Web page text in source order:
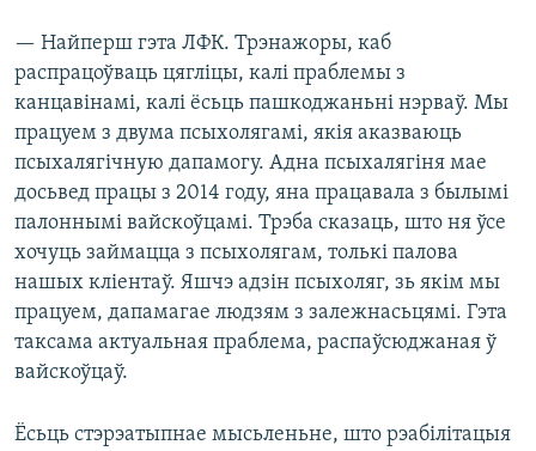
— Найперш гэта ЛФК. Трэнажоры, каб
распрацоўваць цягліцы, калі праблемы з
канцавінамі, калі ёсьць пашкоджаньні нэрваў. Мы
працуем з двума псыхолягамі, якія аказваюць
псыхалягічную дапамогу. Адна псыхалягіня мае
досьвед працы з 2014 году, яна працавала з былымі
палоннымі вайскоўцамі. Трэба сказаць, што ня ўсе
хочуць займацца з псыхолягам, толькі палова
нашых кліентаў. Яшчэ адзін псыхоляг, зь якім мы
працуем, дапамагае людзям з залежнасьцямі. Гэта
таксама актуальная праблема, распаўсюджаная ў
вайскоўцаў.
Ёсьць стэрэатыпнае мысьленьне, што рэабілітацыя